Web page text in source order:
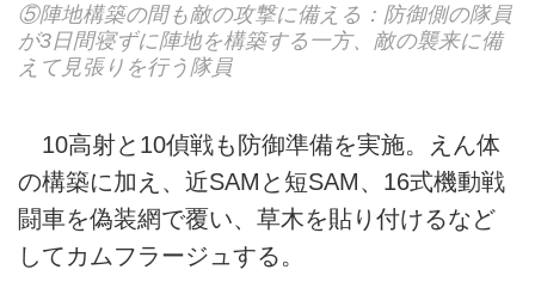
⑤陣地構築の間も敵の攻撃に備える：防御側の隊員
が3日間寝ずに陣地を構築する一方、敵の襲来に備
えて見張りを行う隊員
10高射と10偵戦も防御準備を実施。えん体
の構築に加え、近SAMと短SAM、16式機動戦
闘車を偽装網で覆い、草木を貼り付けるなど
してカムフラージュする。